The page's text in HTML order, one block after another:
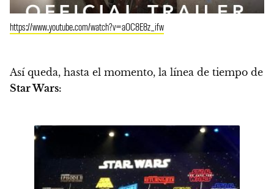
https://www.youtube.com/watch?v=aOC8E8z_ifw
Así queda, hasta el momento, la línea de tiempo de
Star Wars: